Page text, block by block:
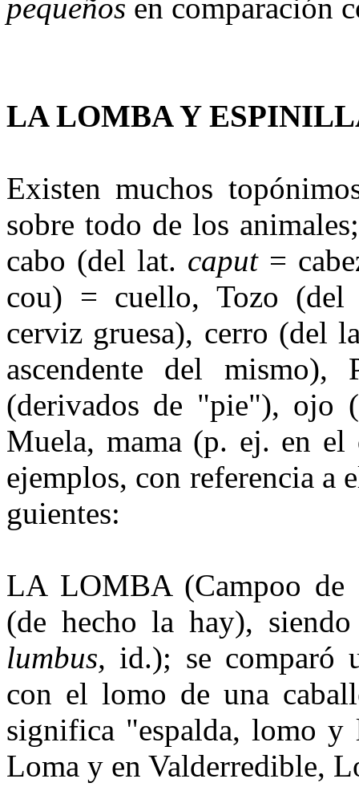
pequeños en comparación
LA LOMBA Y
Existen muchos
sobre todo de los
cabo (del lat. caput=
cou) = cuello, Tozo
cerviz gruesa), cerro (del
ascendente del mismo),
(derivados de "pie"), ojo
Muela, mama (p. ej. en
ejemplos, con referencia a
guientes:
LA LOMBA (Campoo de
(de hecho la hay), siendo
lumbus, id.); se comparó
con el lomo de una
significa "espalda, lomo y
Loma y en Valderredible,